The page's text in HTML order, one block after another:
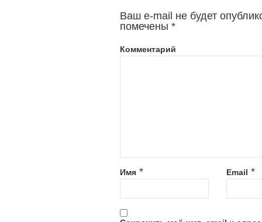
Ваш e-mail не будет
помечены *
Комментарий
Имя * Email *